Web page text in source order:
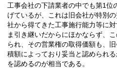
工事会社の下請業者の中でも第1位
げているが、これは旧会社が特別
社から得てきた工事施行能力等に
ま引き継いだからにほかならず、
られ、その営業権の取得価額も、
積額によっており妥当と認められ
を認めるのが相当である。